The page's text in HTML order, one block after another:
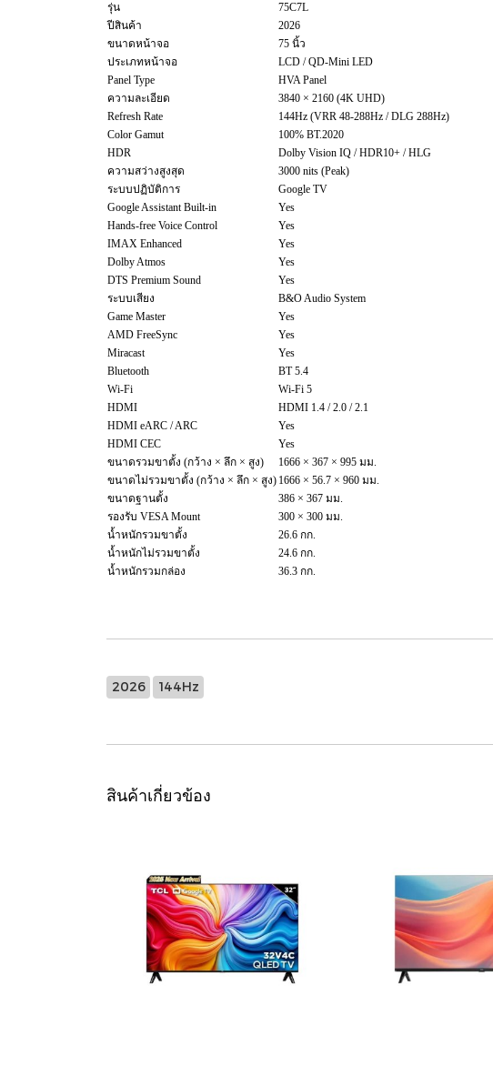
รุ่น
75C7L
ปีสินค้า
2026
ขนาดหน้าจอ
75 นิ้ว
ประเภทหน้าจอ
LCD / QD-Mini LED
Panel Type
HVA Panel
ความละเอียด
3840 × 2160 (4K UHD)
Refresh Rate
144Hz (VRR 48-288Hz / DLG 288Hz)
Color Gamut
100% BT.2020
HDR
Dolby Vision IQ / HDR10+ / HLG
ความสว่างสูงสุด
3000 nits (Peak)
ระบบปฏิบัติการ
Google TV
Google Assistant Built-in
Yes
Hands-free Voice Control
Yes
IMAX Enhanced
Yes
Dolby Atmos
Yes
DTS Premium Sound
Yes
ระบบเสียง
B&O Audio System
Game Master
Yes
AMD FreeSync
Yes
Miracast
Yes
Bluetooth
BT 5.4
Wi-Fi
Wi-Fi 5
HDMI
HDMI 1.4 / 2.0 / 2.1
HDMI eARC / ARC
Yes
HDMI CEC
Yes
ขนาดรวมขาตั้ง (กว้าง × ลึก × สูง)
1666 × 367 × 995 มม.
ขนาดไม่รวมขาตั้ง (กว้าง × ลึก × สูง) 1666 × 56.7 × 960 มม.
ขนาดฐานตั้ง
386 × 367 มม.
รองรับ VESA Mount
300 × 300 มม.
น้ำหนักรวมขาตั้ง
26.6 กก.
น้ำหนักไม่รวมขาตั้ง
24.6 กก.
น้ำหนักรวมกล่อง
36.3 กก.
2026 144Hz
สินค้าเกี่ยวข้อง